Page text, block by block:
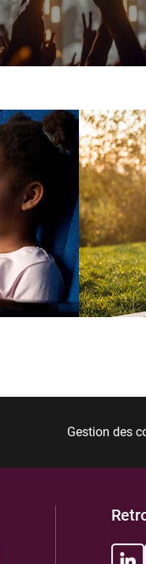
Gestion des